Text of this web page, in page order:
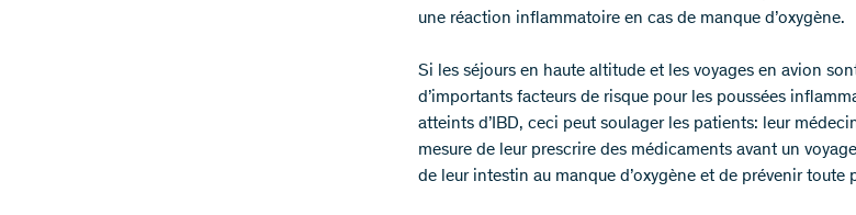
une réaction inflammatoire en cas de manque d’oxygène.
Si les séjours en haute altitude et les voyages en avion
d’importants facteurs de risque pour les poussées
atteints d’IBD, ceci peut soulager les patients: leur
mesure de leur prescrire des médicaments avant un
de leur intestin au manque d’oxygène et de prévenir toute